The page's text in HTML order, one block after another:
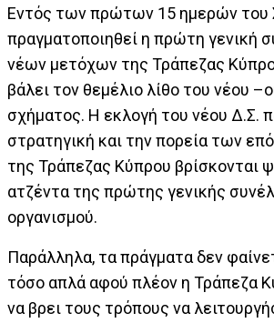
Εντός των πρώτων 15 ημερών του
πραγματοποιηθεί η πρώτη γενική
νέων μετόχων της Τράπεζας
βάλει τον θεμέλιο λίθο του νέου
σχήματος. Η εκλογή του νέου Δ.Σ.
στρατηγική και την πορεία των
της Τράπεζας Κύπρου βρίσκονται
ατζέντα της πρώτης γενικής
οργανισμού.
Παράλληλα, τα πράγματα δεν
τόσο απλά αφού πλέον η Τράπεζα
να βρει τους τρόπους να